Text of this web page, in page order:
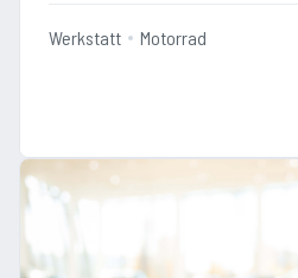
Werkstatt Motorrad